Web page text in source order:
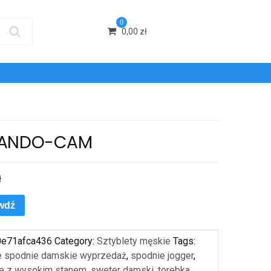
0
0,00 zł
CAM
Category:Sztyblety męskie Tags:
spodnie damskie wyprzedaż, spodnie jogger,